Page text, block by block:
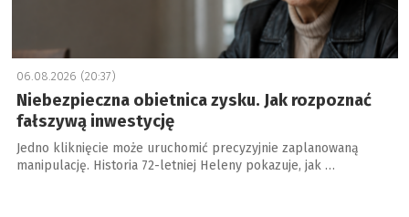
06.08.2026 (20:37)
Niebezpieczna obietnica zysku. Jak rozpoznać
fałszywą inwestycję
Jedno kliknięcie może uruchomić precyzyjnie zaplanowaną
manipulację. Historia 72-letniej Heleny pokazuje, jak …